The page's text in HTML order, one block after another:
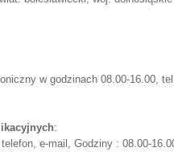
w godzinach 08.00-16.00,
:
e-mail, Godziny : 08.00-